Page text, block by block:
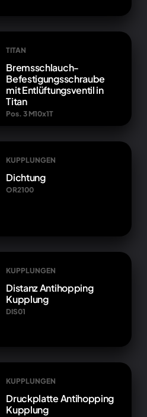
TITAN
Bremsschlauch-
Befestigungsschraube
mit Entlüftungsventil in
Titan
Pos. 3 M10x1T
KUPPLUNGEN
Dichtung
OR2100
KUPPLUNGEN
Distanz Antihopping
Kupplung
DIS01
KUPPLUNGEN
Druckplatte Antihopping
Kupplung